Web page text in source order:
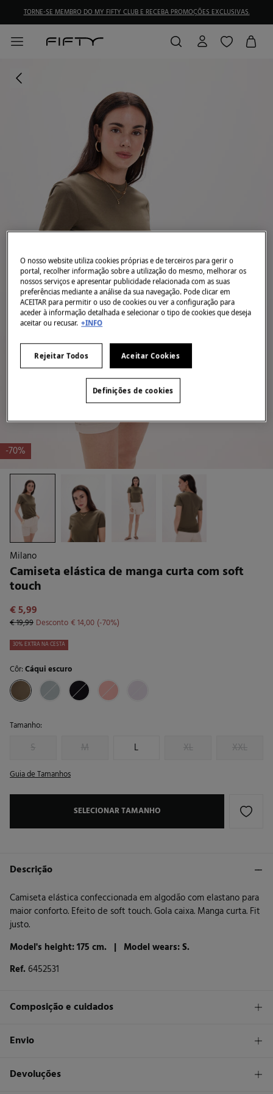
TORNE-SE MEMBRO DO MY FIFTY CLUB E RECEBA PROMOÇÕES EXCLUSIVAS.
-70%
Milano
Camiseta elástica de manga curta com soft
touch
€ 5,99
€ 19,99 Desconto€ 14,00 70
30% EXTRA NA CESTA
Côr:Cáqui escuro
Tamanho:
S M L XL XXL
Guia de Tamanhos
SELECIONAR TAMANHO
Descrição
Camiseta elástica confeccionada em algodão com elastano para
maior conforto. Efeito de soft touch. Gola caixa. Manga curta. Fit
justo.
Model's height: 175 cm. | Model wears: S.
Ref. 6452531
Composição e cuidados
Composição
Cuidados
Envio
STANDARD
Devoluções
O nosso website utiliza cookies próprias e de terceiros para gerir o
portal, recolher informação sobre a utilização do mesmo, melhorar os
nossos serviços e apresentar publicidade relacionada com as suas
preferências mediante a análise da sua navegação. Pode clicar em
ACEITAR para permitir o uso de cookies ou ver a configuração para
aceder à informação detalhada e selecionar o tipo de cookies que deseja
aceitar ou recusar. +INFO
Rejeitar Todos Aceitar Cookies
Definições de cookies